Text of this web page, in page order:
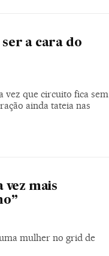
a cara do
vez que circuito fica sem
ainda tateia nas
vez mais
mulher no grid de